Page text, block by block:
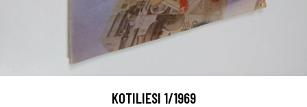
KOTILIESI 1/1969